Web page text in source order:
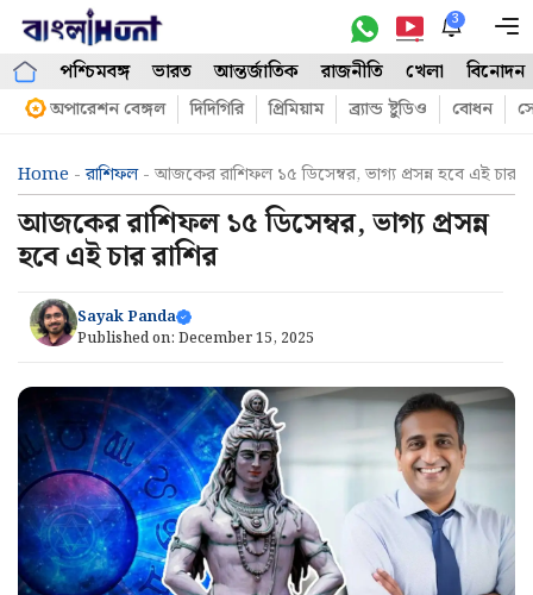
Skip
content
3
পশ্চিমবঙ্গ ভারত আন্তর্জাতিক রাজনীতি খেলা বিনোদন
অপারেশন বেঙ্গল দিদিগিরি প্রিমিয়াম ব্র্যান্ড ষ্টুডিও বোধন
Home -রাশিফল- আজকের রাশিফল ১৫ ডিসেম্বর, ভাগ্য প্রসন্ন হবে এই চার
আজকের রাশিফল ১৫ ডিসেম্বর, ভাগ্য প্রসন্ন
হবে এই চার রাশির
Sayak Panda
Published on: December 15, 2025